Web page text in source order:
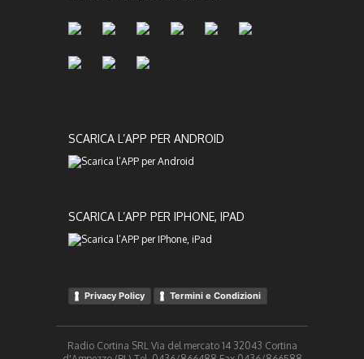
SCARICA L’APP PER ANDROID
SCARICA L’APP PER IPHONE, IPAD
Privacy Policy Termini e Condizioni
Radio Cortina SRL Via del mercato 14 32043 Cortina